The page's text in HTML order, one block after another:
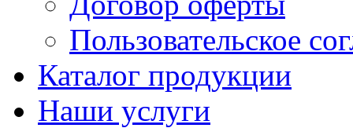
Пользовательское
Каталог продукции
Наши услуги